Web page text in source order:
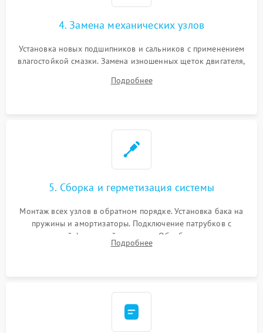
4. Замена механических узлов
Установка новых подшипников и сальников с применением
влагостойкой смазки. Замена изношенных щеток двигателя,
или поврежденной резиновой манжеты.
Подробнее
5. Сборка и герметизация системы
Монтаж всех узлов в обратном порядке. Установка бака на
пружины и амортизаторы. Подключение патрубков с
надежной фиксацией хомутами. Обработка стыков
герметиком для предотвращения возможных протечек воды.
Подробнее